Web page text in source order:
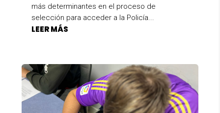
más determinantes en el proceso de
selección para acceder a la Policía...
LEER MÁS